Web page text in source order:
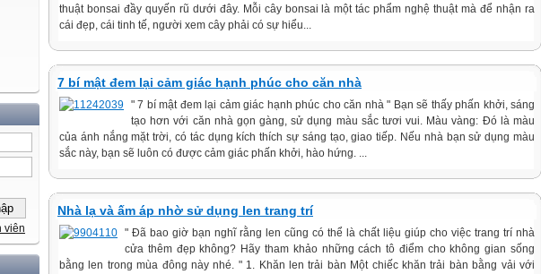
viên
thuật bonsai đầy quyến rũ dưới đây. Mỗi cây bonsai là một tác phẩm nghệ thuật mà để nhận ra
cái đẹp, cái tinh tế, người xem cây phải có sự hiểu...
7 bí mật đem lại cảm giác hạnh phúc cho căn nhà
" 7 bí mật đem lại cảm giác hạnh phúc cho căn nhà " Bạn sẽ thấy phấn khởi, sáng
tạo hơn với căn nhà gọn gàng, sử dụng màu sắc tươi vui. Màu vàng: Đó là màu
của ánh nắng mặt trời, có tác dụng kích thích sự sáng tạo, giao tiếp. Nếu nhà bạn sử dụng màu
sắc này, bạn sẽ luôn có được cảm giác phấn khởi, hào hứng. ...
Nhà lạ và ấm áp nhờ sử dụng len trang trí
" Đã bao giờ bạn nghĩ rằng len cũng có thể là chất liệu giúp cho việc trang trí nhà
cửa thêm đẹp không? Hãy tham khảo những cách tô điểm cho không gian sống
bằng len trong mùa đông này nhé. " 1. Khăn len trải bàn Một chiếc khăn trải bàn bằng vải với